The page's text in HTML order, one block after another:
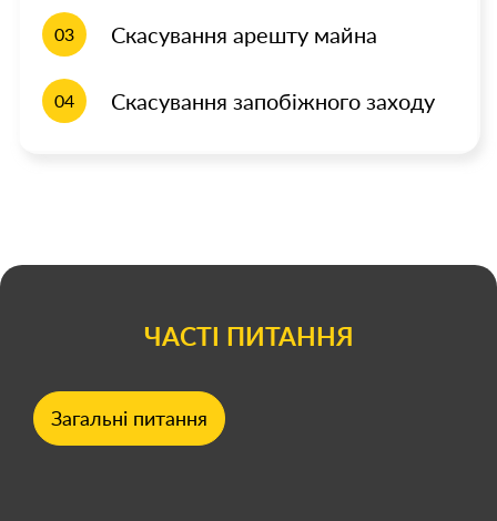
03 Скасування арешту майна
04 Скасування запобіжного заходу
ЧАСТІ ПИТАННЯ
Загальні питання